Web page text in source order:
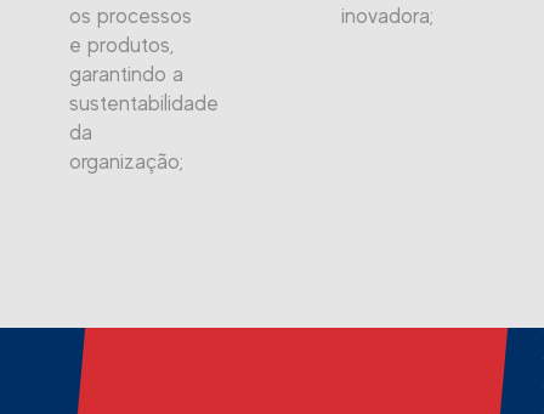
os processos
e produtos,
garantindo a
sustentabilidade
da
organização;
inovadora;